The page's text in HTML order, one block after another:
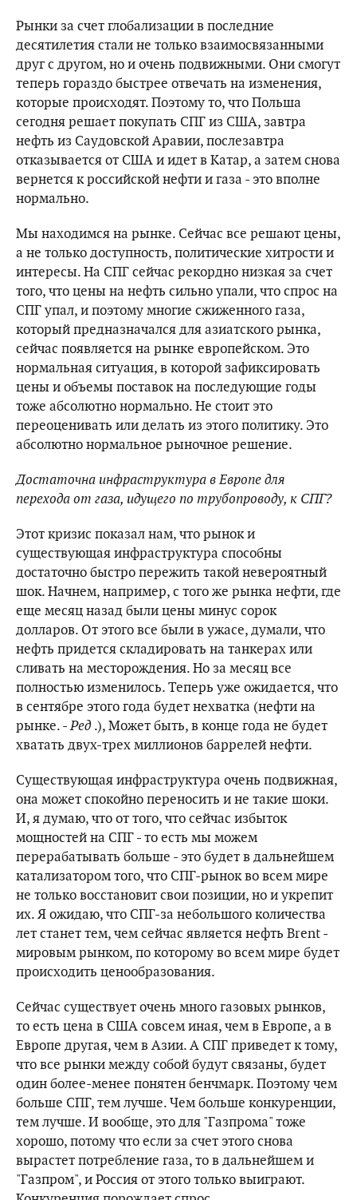
Рынки за счет глобализации в последние
десятилетия стали не только взаимосвязанными
друг с другом, но и очень подвижными. Они смогут
теперь гораздо быстрее отвечать на изменения,
которые происходят. Поэтому то, что Польша
сегодня решает покупать СПГ из США, завтра
нефть из Саудовской Аравии, послезавтра
отказывается от США и идет в Катар, а затем снова
вернется к российской нефти и газа - это вполне
нормально.
Мы находимся на рынке. Сейчас все решают цены,
а не только доступность, политические хитрости и
интересы. На СПГ сейчас рекордно низкая за счет
того, что цены на нефть сильно упали, что спрос на
СПГ упал, и поэтому многие сжиженного газа,
который предназначался для азиатского рынка,
сейчас появляется на рынке европейском. Это
нормальная ситуация, в которой зафиксировать
цены и объемы поставок на последующие годы
тоже абсолютно нормально. Не стоит это
переоценивать или делать из этого политику. Это
абсолютно нормальное рыночное решение.
Достаточна инфраструктура в Европе для
перехода от газа, идущего по трубопроводу, к СПГ?
Этот кризис показал нам, что рынок и
существующая инфраструктура способны
достаточно быстро пережить такой невероятный
шок. Начнем, например, с того же рынка нефти, где
еще месяц назад были цены минус сорок
долларов. От этого все были в ужасе, думали, что
нефть придется складировать на танкерах или
сливать на месторождения. Но за месяц все
полностью изменилось. Теперь уже ожидается, что
в сентябре этого года будет нехватка (нефти на
рынке. -Ред.), Может быть, в конце года не будет
хватать двух-трех миллионов баррелей нефти.
Существующая инфраструктура очень подвижная,
она может спокойно переносить и не такие шоки.
И, я думаю, что от того, что сейчас избыток
мощностей на СПГ - то есть мы можем
перерабатывать больше - это будет в дальнейшем
катализатором того, что СПГ-рынок во всем мире
не только восстановит свои позиции, но и укрепит
их. Я ожидаю, что СПГ-за небольшого количества
лет станет тем, чем сейчас является нефть Brent -
мировым рынком, по которому во всем мире будет
происходить ценообразования.
Сейчас существует очень много газовых рынков,
то есть цена в США совсем иная, чем в Европе, а в
Европе другая, чем в Азии. А СПГ приведет к тому,
что все рынки между собой будут связаны, будет
один более-менее понятен бенчмарк. Поэтому чем
больше СПГ, тем лучше. Чем больше конкуренции,
тем лучше. И вообще, это для "Газпрома" тоже
хорошо, потому что если за счет этого снова
вырастет потребление газа, то в дальнейшем и
"Газпром", и Россия от этого только выиграют.